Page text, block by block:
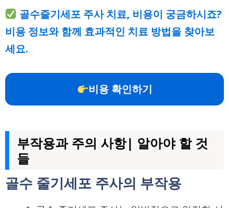
골수줄기세포 주사 치료, 비용이 궁금하시죠?
비용 정보와 함께 효과적인 치료 방법을 찾아보
세요.
비용 확인하기
부작용과 주의 사항| 알아야 할 것
들
골수 줄기세포 주사의 부작용